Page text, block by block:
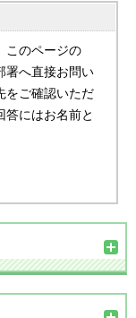
このページの
署へ直接お問い
をご確認いただ
答にはお名前と